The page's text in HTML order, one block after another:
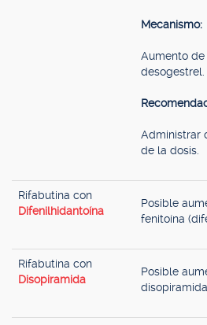
Mecanismo:
Aumento
desogestrel.
Administrar
de la dosis.
Rifabutina con
Difenilhidantoína
Posible
fenitoína
Rifabutina con
Disopiramida
Posible
disopiramida.